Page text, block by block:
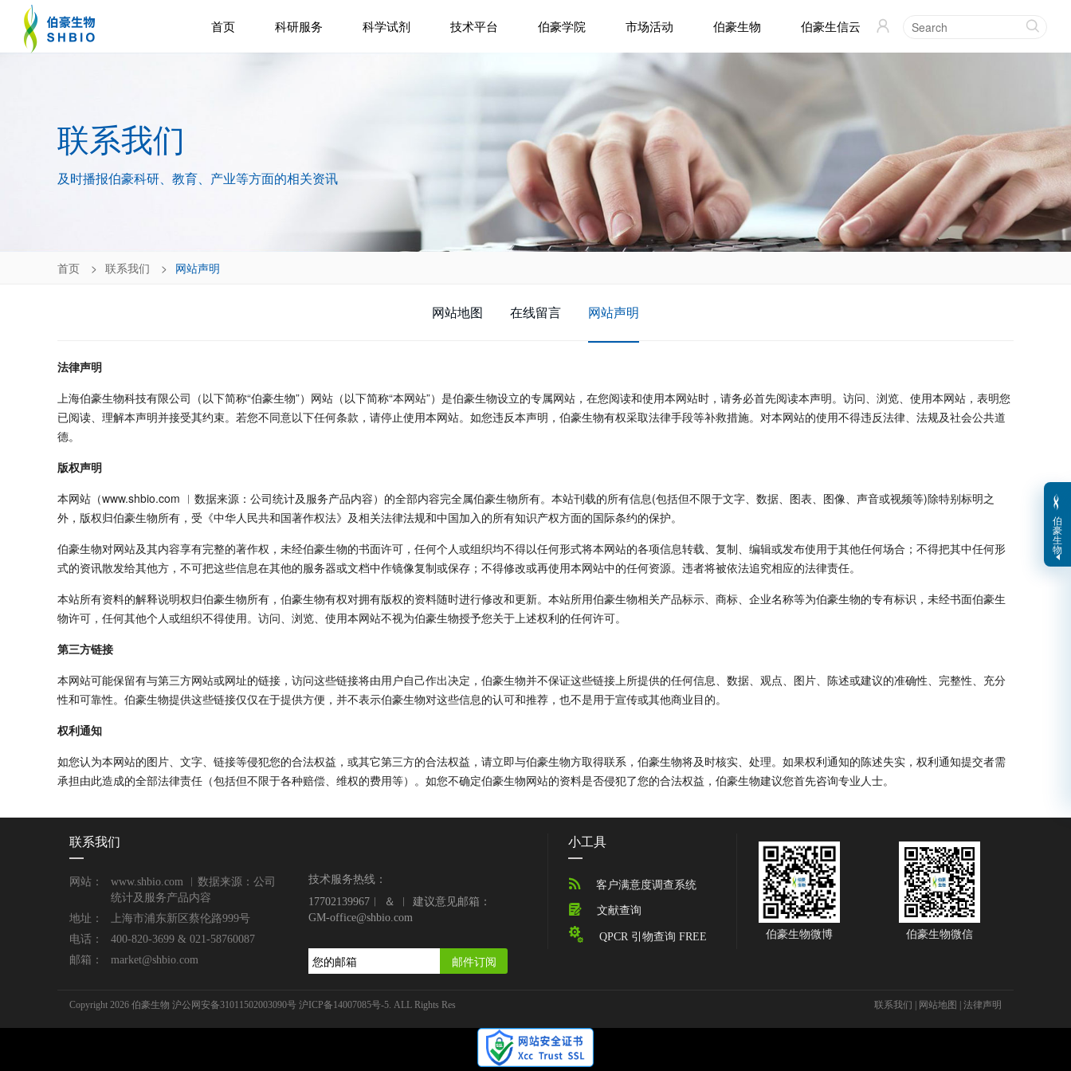
首页 科研服务 科学试剂 技术平台 伯豪学院 市场活动 伯豪生物 伯豪生信云  
联系我们
及时播报伯豪科研、教育、产业等方面的相关资讯
首页 联系我们 网站声明
网站地图 在线留言 网站声明
法律声明
上海伯豪生物科技有限公司（以下简称“伯豪生物”）网站（以下简称“本网站”）是伯豪生物设立的专属网站，在您阅读和使用本网站时，请务必首先阅读本声明。访问、浏览、使用本网站，表明您
已阅读、理解本声明并接受其约束。若您不同意以下任何条款，请停止使用本网站。如您违反本声明，伯豪生物有权采取法律手段等补救措施。对本网站的使用不得违反法律、法规及社会公共道
德。
版权声明
本网站（www.shbio.com ︱数据来源：公司统计及服务产品内容）的全部内容完全属伯豪生物所有。本站刊载的所有信息(包括但不限于文字、数据、图表、图像、声音或视频等)除特别标明之
外，版权归伯豪生物所有，受《中华人民共和国著作权法》及相关法律法规和中国加入的所有知识产权方面的国际条约的保护。
伯豪生物对网站及其内容享有完整的著作权，未经伯豪生物的书面许可，任何个人或组织均不得以任何形式将本网站的各项信息转载、复制、编辑或发布使用于其他任何场合；不得把其中任何形
式的资讯散发给其他方，不可把这些信息在其他的服务器或文档中作镜像复制或保存；不得修改或再使用本网站中的任何资源。违者将被依法追究相应的法律责任。
本站所有资料的解释说明权归伯豪生物所有，伯豪生物有权对拥有版权的资料随时进行修改和更新。本站所用伯豪生物相关产品标示、商标、企业名称等为伯豪生物的专有标识，未经书面伯豪生
物许可，任何其他个人或组织不得使用。访问、浏览、使用本网站不视为伯豪生物授予您关于上述权利的任何许可。
第三方链接
本网站可能保留有与第三方网站或网址的链接，访问这些链接将由用户自己作出决定，伯豪生物并不保证这些链接上所提供的任何信息、数据、观点、图片、陈述或建议的准确性、完整性、充分
性和可靠性。伯豪生物提供这些链接仅仅在于提供方便，并不表示伯豪生物对这些信息的认可和推荐，也不是用于宣传或其他商业目的。
权利通知
如您认为本网站的图片、文字、链接等侵犯您的合法权益，或其它第三方的合法权益，请立即与伯豪生物方取得联系，伯豪生物将及时核实、处理。如果权利通知的陈述失实，权利通知提交者需
承担由此造成的全部法律责任（包括但不限于各种赔偿、维权的费用等）。如您不确定伯豪生物网站的资料是否侵犯了您的合法权益，伯豪生物建议您首先咨询专业人士。
联系我们
网站：
www.shbio.com ︱数据来源：公司
统计及服务产品内容
地址：
上海市浦东新区蔡伦路999号
电话：
400-820-3699 & 021-58760087
邮箱：
market@shbio.com
技术服务热线：
17702139967︱ ＆ ︱ 建议意见邮箱：
GM-office@shbio.com
邮件订阅
小工具
 客户满意度调查系统
 文献查询
 QPCR 引物查询 FREE 伯豪生物微博 伯豪生物微信
Copyright 2026 伯豪生物 沪公网安备31011502003090号 沪ICP备14007085号-5. ALL Rights Res 联系我们 网站地图 法律声明
伯
豪
生
物